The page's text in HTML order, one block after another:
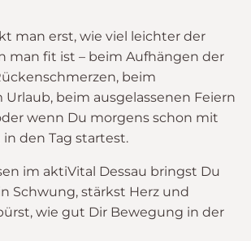
man erst, wie viel leichter der
man fit ist – beim Aufhängen der
beim
beim ausgelassenen Feiern
wenn Du morgens schon mit
den Tag startest.
im aktiVital Dessau bringst Du
Schwung, stärkst Herz und
wie gut Dir Bewegung in der